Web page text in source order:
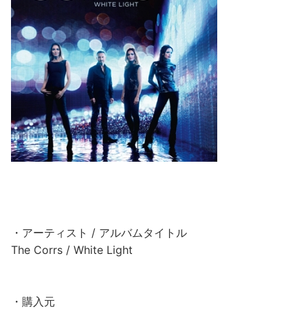
・アーティスト / アルバムタイトル
The Corrs / White Light
・購入元